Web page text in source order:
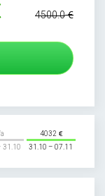
4500.0
31.10
4032
31.10 – 07.11